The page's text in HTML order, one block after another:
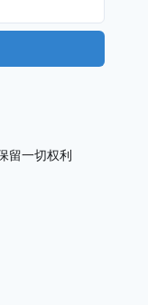
留一切权利